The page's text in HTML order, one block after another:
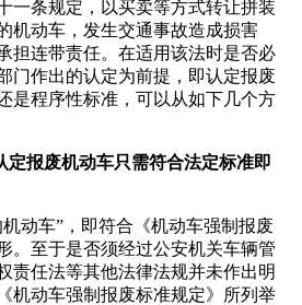
一条规定，以买卖等方式转让拼装
机动车，发生交通事故造成损害
担连带责任。在适用该法时是否必
门作出的认定为前提，即认定报废
是程序性标准，可以从如下几个方
定报废机动车只需符合法定标准即
动车”，即符合《机动车强制报废
。至于是否须经过公安机关车辆管
责任法等其他法律法规并未作出明
机动车强制报废标准规定》所列举